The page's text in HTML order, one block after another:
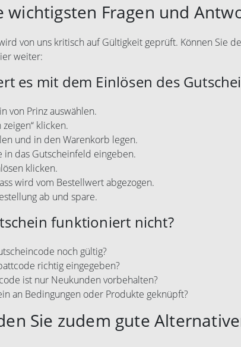
wichtigsten Fragen und
von uns kritisch auf Gültigkeit geprüft. Können Sie
weiter:
es mit dem Einlösen des
von Prinz auswählen.
klicken.
und in den Warenkorb legen.
in das Gutscheinfeld eingeben.
klicken.
wird vom Bestellwert abgezogen.
ab und spare.
funktioniert nicht?
noch gültig?
richtig eingegeben?
ist nur Neukunden vorbehalten?
an Bedingungen oder Produkte geknüpft?
Sie zudem gute